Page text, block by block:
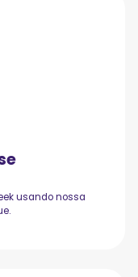
usando nossa